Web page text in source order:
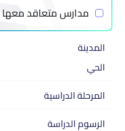
مدارس متعاقد معها
المدينة
الحي
المرحلة الدراسية
الرسوم الدراسة